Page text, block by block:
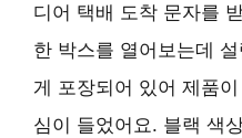
디어 택배 도착 문자를
한 박스를 열어보는데
게 포장되어 있어 제품
심이 들었어요. 블랙 색